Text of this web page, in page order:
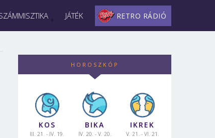
JÁTÉK RETRO RÁDIÓ
HOROSZKÓP
KOS
III. 21. - IV. 19.
BIKA
IV. 20. - V. 20.
IKREK
V. 21. - VI. 21.